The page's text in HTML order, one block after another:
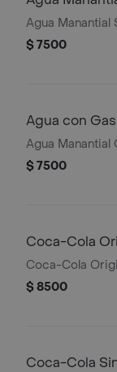
Agua Manantial
$ 7500
Agua con Gas
Agua Manantial
$ 7500
Coca-Cola
Coca-Cola
$ 8500
Coca-Cola